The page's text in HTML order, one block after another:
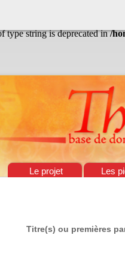
type string is deprecated in/
Le projet Les
Titre(s) ou premières